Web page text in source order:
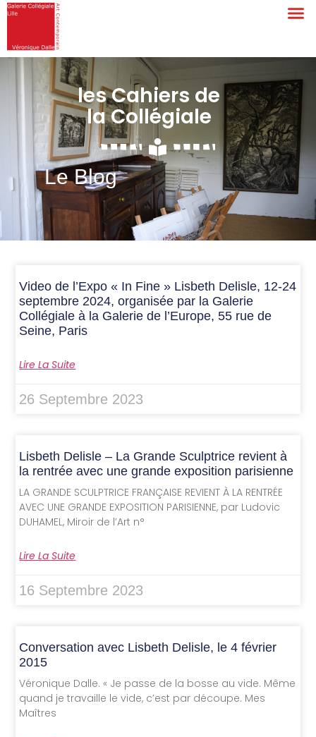
les Cahiers de
la Collégiale
Le Blog
Video de l’Expo « In Fine » Lisbeth Delisle, 12-24
septembre 2024, organisée par la Galerie
Collégiale à la Galerie de l’Europe, 55 rue de
Seine, Paris
Lire La Suite
26 Septembre 2023
Lisbeth Delisle – La Grande Sculptrice revient à
la rentrée avec une grande exposition parisienne
LA GRANDE SCULPTRICE FRANÇAISE REVIENT À LA RENTRÉE
AVEC UNE GRANDE EXPOSITION PARISIENNE, par Ludovic
DUHAMEL, Miroir de l’Art n°
Lire La Suite
16 Septembre 2023
Conversation avec Lisbeth Delisle, le 4 février
2015
Véronique Dalle. « Je passe de la bosse au vide. Même
quand je travaille le vide, c’est par découpe. Mes
Maîtres